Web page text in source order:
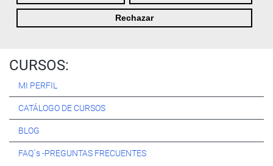
Rechazar
CURSOS:
MI PERFIL
CATÁLOGO DE CURSOS
BLOG
FAQ´s -PREGUNTAS FRECUENTES